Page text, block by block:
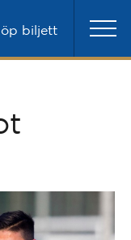
biljett